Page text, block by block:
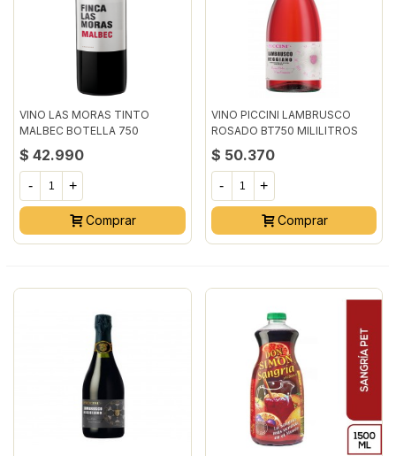
VINO LAS MORAS TINTO
MALBEC BOTELLA 750
MILILITRO
$ 42.990
- +
Comprar
VINO PICCINI LAMBRUSCO
ROSADO BT750 MILILITROS
$ 50.370
- +
Comprar